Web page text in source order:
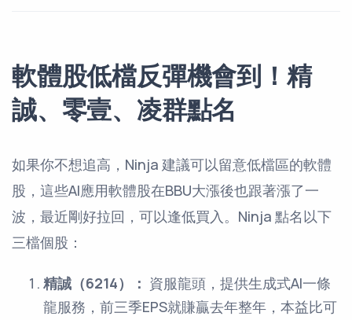
軟體股低檔反彈機會到！精
誠、零壹、凌群點名
如果你不想追高，Ninja 建議可以留意低檔區的軟體
股，這些AI應用軟體股在BBU大漲後也跟著漲了一
波，最近剛好拉回，可以逢低買入。Ninja 點名以下
三檔個股：
精誠（6214）： 資服龍頭，提供生成式AI一條
龍服務，前三季EPS就賺贏去年整年，本益比可